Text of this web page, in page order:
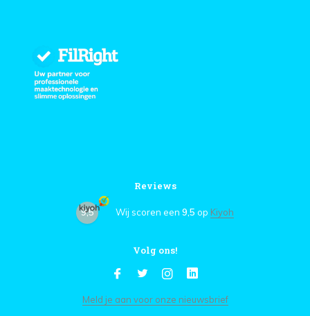
Reviews
9,5 Wij scoren een 9,5 op Kiyoh
Volg ons!
Meld je aan voor onze nieuwsbrief